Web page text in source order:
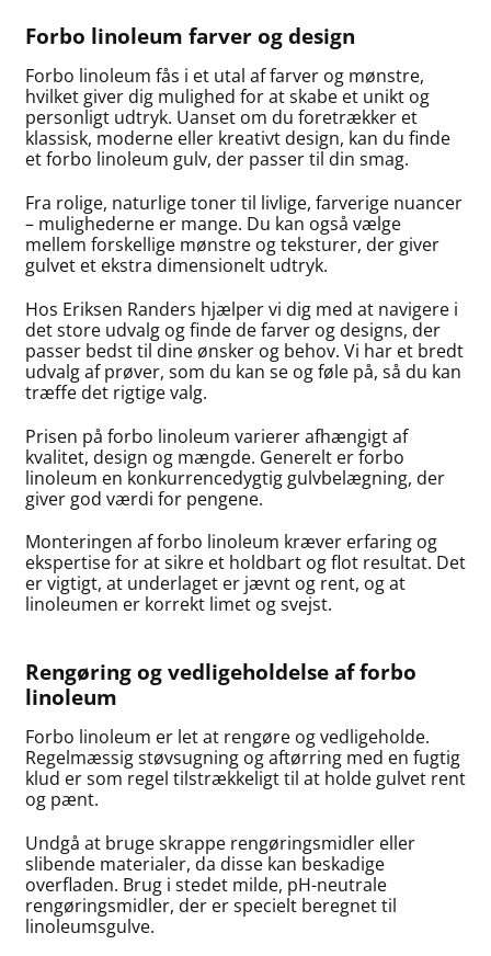
Forbo linoleum farver og design
Forbo linoleum fås i et utal af farver og mønstre,
hvilket giver dig mulighed for at skabe et unikt og
personligt udtryk. Uanset om du foretrækker et
klassisk, moderne eller kreativt design, kan du finde
et forbo linoleum gulv, der passer til din smag.
Fra rolige, naturlige toner til livlige, farverige nuancer
– mulighederne er mange. Du kan også vælge
mellem forskellige mønstre og teksturer, der giver
gulvet et ekstra dimensionelt udtryk.
Hos Eriksen Randers hjælper vi dig med at navigere i
det store udvalg og finde de farver og designs, der
passer bedst til dine ønsker og behov. Vi har et bredt
udvalg af prøver, som du kan se og føle på, så du kan
træffe det rigtige valg.
Prisen på forbo linoleum varierer afhængigt af
kvalitet, design og mængde. Generelt er forbo
linoleum en konkurrencedygtig gulvbelægning, der
giver god værdi for pengene.
Monteringen af forbo linoleum kræver erfaring og
ekspertise for at sikre et holdbart og flot resultat. Det
er vigtigt, at underlaget er jævnt og rent, og at
linoleumen er korrekt limet og svejst.
Rengøring og vedligeholdelse af forbo
linoleum
Forbo linoleum er let at rengøre og vedligeholde.
Regelmæssig støvsugning og aftørring med en fugtig
klud er som regel tilstrækkeligt til at holde gulvet rent
og pænt.
Undgå at bruge skrappe rengøringsmidler eller
slibende materialer, da disse kan beskadige
overfladen. Brug i stedet milde, pH-neutrale
rengøringsmidler, der er specielt beregnet til
linoleumsgulve.